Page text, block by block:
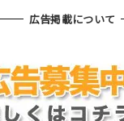
広告掲載について